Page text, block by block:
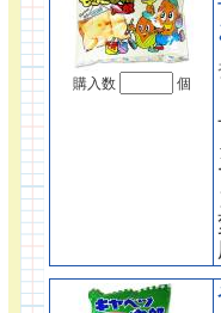
購入数 個